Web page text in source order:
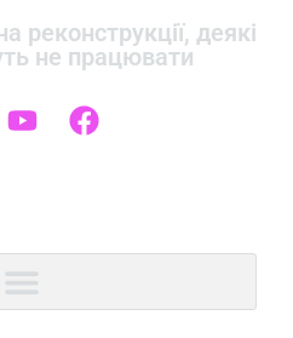
реконструкції, деякі
не працювати